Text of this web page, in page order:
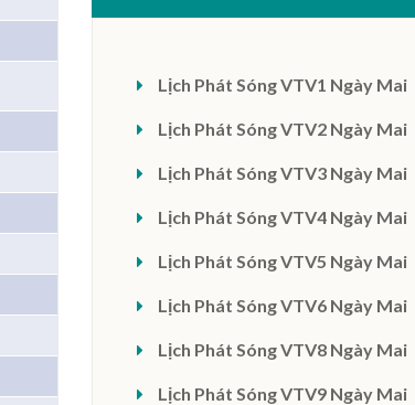
Lịch Phát Sóng VTV1 Ngày Mai
Lịch Phát Sóng VTV2 Ngày Mai
Lịch Phát Sóng VTV3 Ngày Mai
Lịch Phát Sóng VTV4 Ngày Mai
Lịch Phát Sóng VTV5 Ngày Mai
Lịch Phát Sóng VTV6 Ngày Mai
Lịch Phát Sóng VTV8 Ngày Mai
Lịch Phát Sóng VTV9 Ngày Mai